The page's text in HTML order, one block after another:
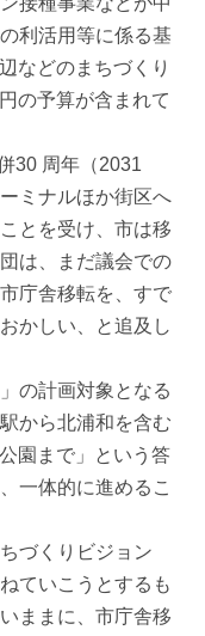
利活用等に係る基
などのまちづくり
の予算が含まれて
30 周年（2031
ミナルほか街区へ
とを受け、市は移
は、まだ議会での
庁舎移転を、すで
かしい、と追及し
の計画対象となる
から北浦和を含む
園まで」という答
一体的に進めるこ
づくりビジョン
ていこうとするも
ままに、市庁舎移